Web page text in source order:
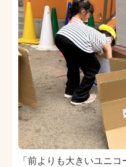
「前よりも大きいユニ